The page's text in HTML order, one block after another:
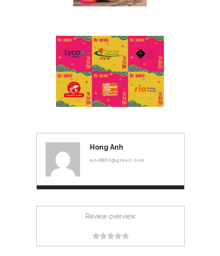
Hong Anh
ani88ht@gmail.com
Review overview